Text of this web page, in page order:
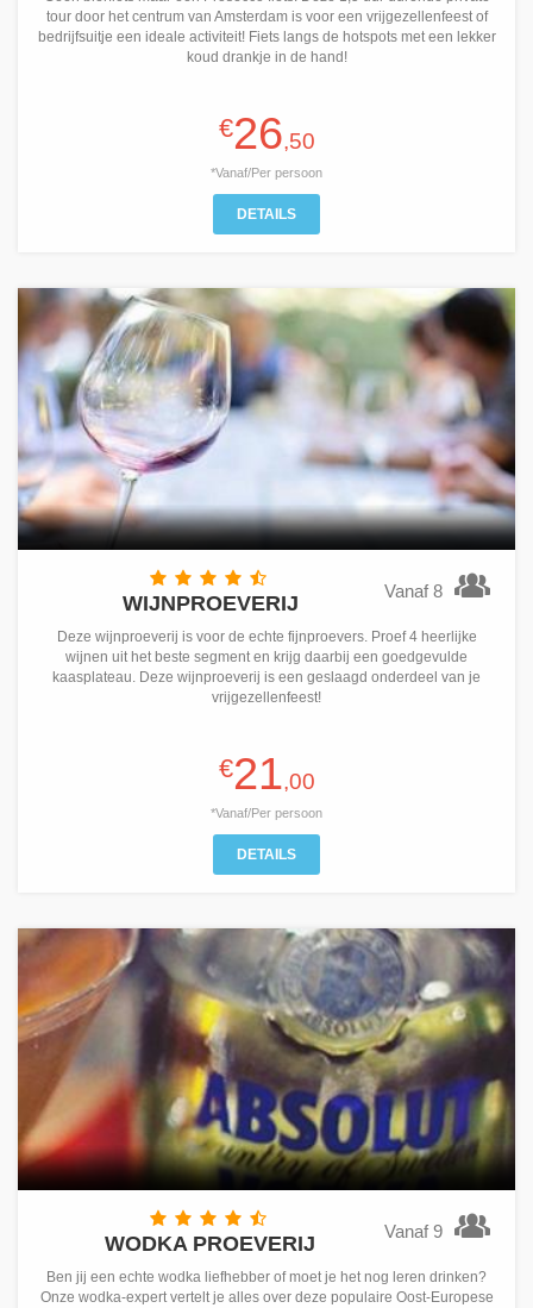
tour door het centrum van Amsterdam is voor een vrijgezellenfeest of
bedrijfsuitje een ideale activiteit! Fiets langs de hotspots met een lekker
koud drankje in de hand!
€26,50
*Vanaf/Per persoon
DETAILS
Vanaf 8
WIJNPROEVERIJ
Deze wijnproeverij is voor de echte fijnproevers. Proef 4 heerlijke
wijnen uit het beste segment en krijg daarbij een goedgevulde
kaasplateau. Deze wijnproeverij is een geslaagd onderdeel van je
vrijgezellenfeest!
€21,00
*Vanaf/Per persoon
DETAILS
Vanaf 9
WODKA PROEVERIJ
Ben jij een echte wodka liefhebber of moet je het nog leren drinken?
Onze wodka-expert vertelt je alles over deze populaire Oost-Europese